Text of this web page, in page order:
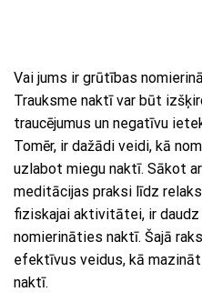
Vai jums ir grūtības
Trauksme naktī var būt
traucējumus un negatīvu
Tomēr, ir dažādi veidi, kā
uzlabot miegu naktī. Sākot
meditācijas praksi līdz
fiziskajai aktivitātei, ir
nomierināties naktī. Šajā
efektīvus veidus, kā
naktī.